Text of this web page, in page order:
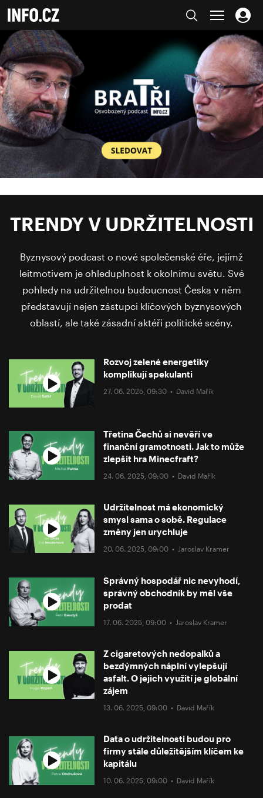
TRENDY V UDRŽITELNOSTI
Byznysový podcast o nové společenské éře, jejímž
leitmotivem je ohleduplnost k okolnímu světu. Své
pohledy na udržitelnou budoucnost Česka v něm
představují nejen zástupci klíčových byznysových
oblastí, ale také zásadní aktéři politické scény.
Rozvoj zelené energetiky
komplikují spekulanti
27. 06. 2025, 09:30 • David Mařík
Třetina Čechů si nevěří ve
finanční gramotnosti. Jak to může
zlepšit hra Minecfraft?
24. 06. 2025, 09:00 • David Mařík
Udržitelnost má ekonomický
smysl sama o sobě. Regulace
změny jen urychluje
20. 06. 2025, 09:00 • Jaroslav Kramer
Správný hospodář nic nevyhodí,
správný obchodník by měl vše
prodat
17. 06. 2025, 09:00 • Jaroslav Kramer
Z cigaretových nedopalků a
bezdýmných náplní vylepšují
asfalt. O jejich využití je globální
zájem
13. 06. 2025, 09:00 • David Mařík
Data o udržitelnosti budou pro
firmy stále důležitějším klíčem ke
kapitálu
10. 06. 2025, 09:00 • David Mařík